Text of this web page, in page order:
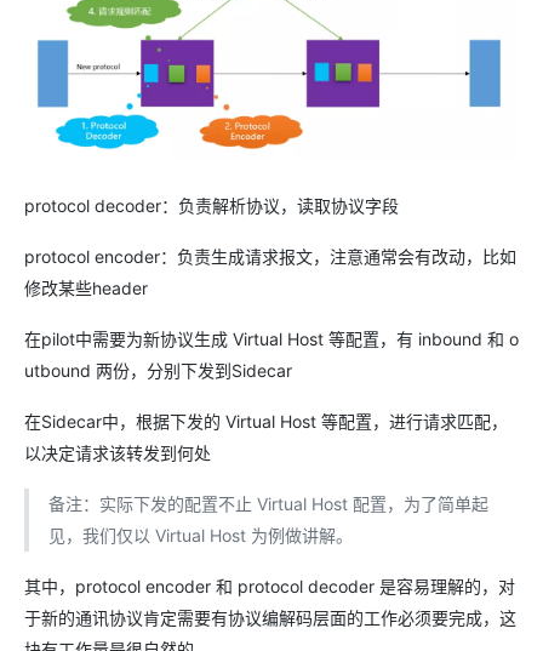
protocol decoder：负责解析协议，读取协议字段
protocol encoder：负责生成请求报文，注意通常会有改动，比如
修改某些header
在pilot中需要为新协议生成 Virtual Host 等配置，有 inbound 和 o
utbound 两份，分别下发到Sidecar
在Sidecar中，根据下发的 Virtual Host 等配置，进行请求匹配，
以决定请求该转发到何处
备注：实际下发的配置不止 Virtual Host 配置，为了简单起
见，我们仅以 Virtual Host 为例做讲解。
其中，protocol encoder 和 protocol decoder 是容易理解的，对
于新的通讯协议肯定需要有协议编解码层面的工作必须要完成，这